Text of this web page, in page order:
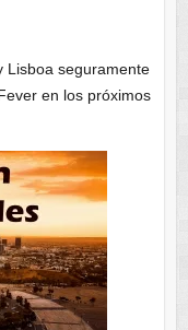
Lisboa seguramente
en los próximos